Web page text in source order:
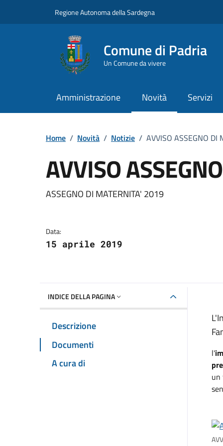
Regione Autonoma della Sardegna
Comune di Padria
Un Comune da vivere
Amministrazione Novità Servizi
Home / Novità / Notizie / AVVISO ASSEGNO DI
AVVISO
Dettagli della notizia
ASSEGNO DI MATERNITA' 2019
Data:
15 aprile 2019
INDICE DELLA PAGINA
Descrizione
Documenti
A cura di
l'
un